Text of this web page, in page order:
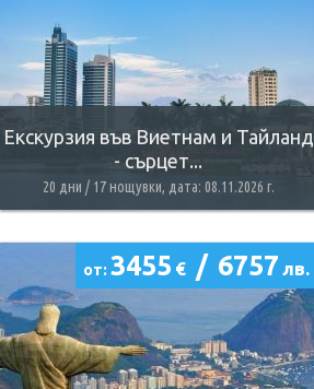
Екскурзия във Виетнам и Тайланд
- сърцет...
20 дни / 17 нощувки, дата: 08.11.2026 г.
от: 3455 € / 6757 лв.